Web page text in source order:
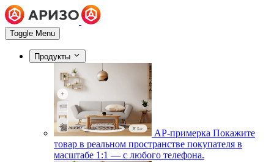
Toggle Menu
Продукты
АР-примерка Покажите
товар в реальном пространстве покупателя в
масштабе 1:1 — с любого телефона.